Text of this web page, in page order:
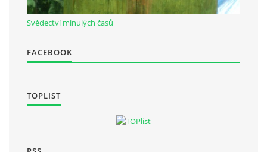
Kontaktní osoba:
Mgr. Miroslava Cinkeisová
Svědectví minulých časů
FACEBOOK
TOPLIST